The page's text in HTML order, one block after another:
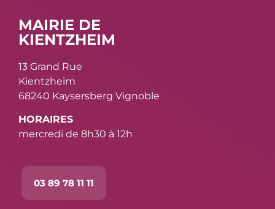
MAIRIE DE
KIENTZHEIM
13 Grand Rue
Kientzheim
68240 Kaysersberg Vignoble
HORAIRES
mercredi de 8h30 à 12h
03 89 78 11 11